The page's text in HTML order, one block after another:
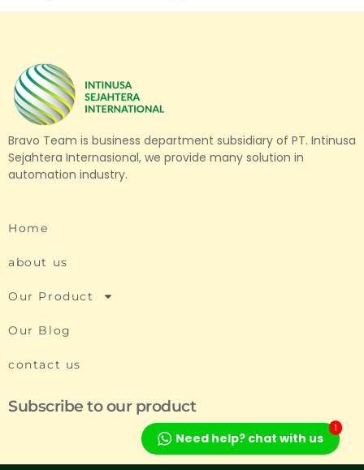
Bravo Team is business department subsidiary of PT. Intinusa
Sejahtera Internasional, we provide many solution in
automation industry.
Home
about us
Our Product
Our Blog
contact us
Subscribe to our product
Need help? chat with us
1